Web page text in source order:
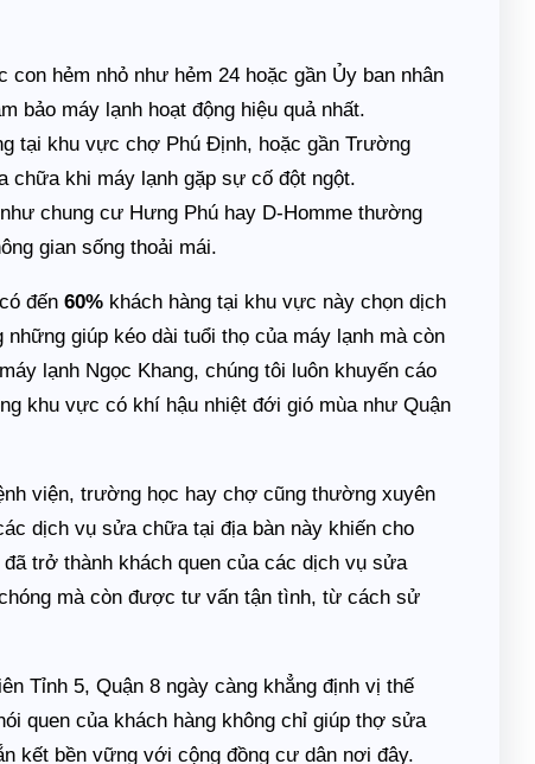
con hẻm nhỏ như hẻm 24 hoặc gần Ủy ban nhân
bảo máy lạnh hoạt động hiệu quả nhất.
tại khu vực chợ Phú Định, hoặc gần Trường
chữa khi máy lạnh gặp sự cố đột ngột.
chung cư Hưng Phú hay D-Homme thường
gian sống thoải mái.
đến60% khách hàng tại khu vực này chọn dịch
giúp kéo dài tuổi thọ của máy lạnh mà còn
lạnh Ngọc Khang, chúng tôi luôn khuyến cáo
khu vực có khí hậu nhiệt đới gió mùa như Quận
viện, trường học hay chợ cũng thường xuyên
dịch vụ sửa chữa tại địa bàn này khiến cho
trở thành khách quen của các dịch vụ sửa
mà còn được tư vấn tận tình, từ cách sử
Tỉnh 5, Quận 8 ngày càng khẳng định vị thế
quen của khách hàng không chỉ giúp thợ sửa
kết bền vững với cộng đồng cư dân nơi đây.